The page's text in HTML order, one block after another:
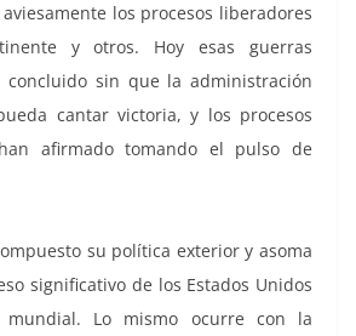
los procesos liberadores
y otros. Hoy esas guerras
concluido sin que la administración
cantar victoria, y los procesos
afirmado tomando el pulso de
su política exterior y asoma
significativo de los Estados Unidos
Lo mismo ocurre con la